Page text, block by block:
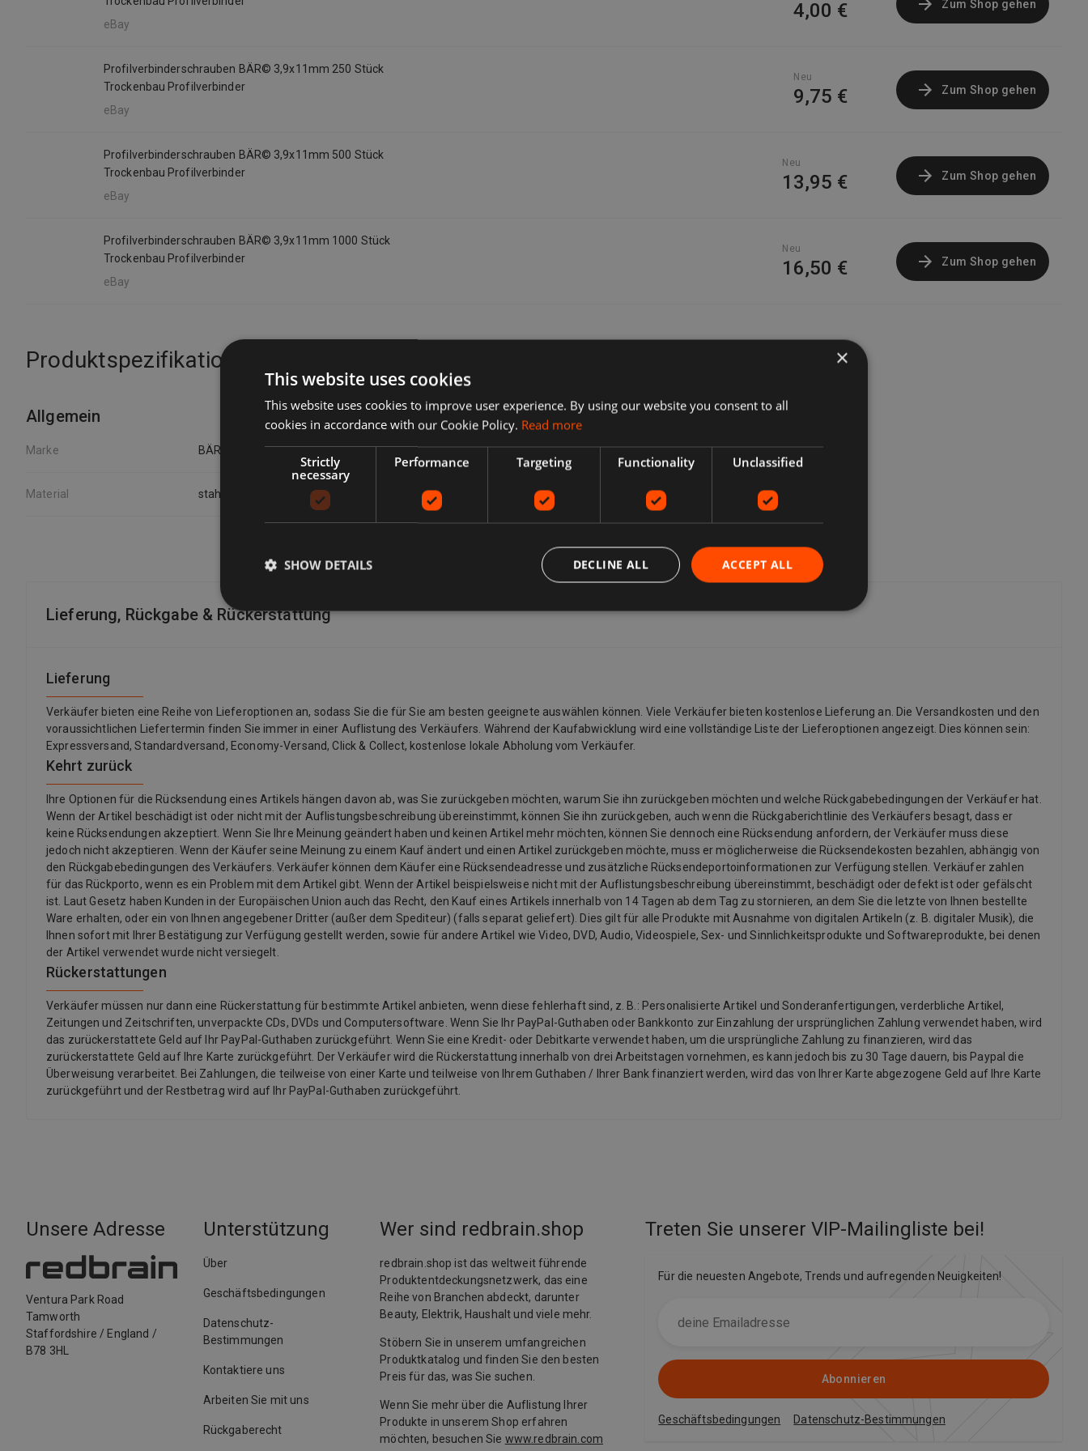
eBay
4,00 € Zum Shop gehen
Profilverbinderschrauben BÄR© 3,9x11mm 250 Stück
Trockenbau Profilverbinder
eBay
Neu
9,75 € Zum Shop gehen
Profilverbinderschrauben BÄR© 3,9x11mm 500 Stück
Trockenbau Profilverbinder
eBay
Neu
13,95 € Zum Shop gehen
Profilverbinderschrauben BÄR© 3,9x11mm 1000 Stück
Trockenbau Profilverbinder
eBay
Neu
16,50 € Zum Shop gehen
Produktspezifikationen
Allgemein
Marke BÄR
Material stahl
Lieferung, Rückgabe & Rückerstattung
Lieferung
Verkäufer bieten eine Reihe von Lieferoptionen an, sodass Sie die für Sie am besten geeignete auswählen können. Viele Verkäufer bieten kostenlose Lieferung an. Die Versandkosten und den
voraussichtlichen Liefertermin finden Sie immer in einer Auflistung des Verkäufers. Während der Kaufabwicklung wird eine vollständige Liste der Lieferoptionen angezeigt. Dies können sein:
Expressversand, Standardversand, Economy-Versand, Click & Collect, kostenlose lokale Abholung vom Verkäufer.
Kehrt zurück
Ihre Optionen für die Rücksendung eines Artikels hängen davon ab, was Sie zurückgeben möchten, warum Sie ihn zurückgeben möchten und welche Rückgabebedingungen der Verkäufer hat.
Wenn der Artikel beschädigt ist oder nicht mit der Auflistungsbeschreibung übereinstimmt, können Sie ihn zurückgeben, auch wenn die Rückgaberichtlinie des Verkäufers besagt, dass er
keine Rücksendungen akzeptiert. Wenn Sie Ihre Meinung geändert haben und keinen Artikel mehr möchten, können Sie dennoch eine Rücksendung anfordern, der Verkäufer muss diese
jedoch nicht akzeptieren. Wenn der Käufer seine Meinung zu einem Kauf ändert und einen Artikel zurückgeben möchte, muss er möglicherweise die Rücksendekosten bezahlen, abhängig von
den Rückgabebedingungen des Verkäufers. Verkäufer können dem Käufer eine Rücksendeadresse und zusätzliche Rücksendeportoinformationen zur Verfügung stellen. Verkäufer zahlen
für das Rückporto, wenn es ein Problem mit dem Artikel gibt. Wenn der Artikel beispielsweise nicht mit der Auflistungsbeschreibung übereinstimmt, beschädigt oder defekt ist oder gefälscht
ist. Laut Gesetz haben Kunden in der Europäischen Union auch das Recht, den Kauf eines Artikels innerhalb von 14 Tagen ab dem Tag zu stornieren, an dem Sie die letzte von Ihnen bestellte
Ware erhalten, oder ein von Ihnen angegebener Dritter (außer dem Spediteur) (falls separat geliefert). Dies gilt für alle Produkte mit Ausnahme von digitalen Artikeln (z. B. digitaler Musik), die
Ihnen sofort mit Ihrer Bestätigung zur Verfügung gestellt werden, sowie für andere Artikel wie Video, DVD, Audio, Videospiele, Sex- und Sinnlichkeitsprodukte und Softwareprodukte, bei denen
der Artikel verwendet wurde nicht versiegelt.
Rückerstattungen
Verkäufer müssen nur dann eine Rückerstattung für bestimmte Artikel anbieten, wenn diese fehlerhaft sind, z. B.: Personalisierte Artikel und Sonderanfertigungen, verderbliche Artikel,
Zeitungen und Zeitschriften, unverpackte CDs, DVDs und Computersoftware. Wenn Sie Ihr PayPal-Guthaben oder Bankkonto zur Einzahlung der ursprünglichen Zahlung verwendet haben, wird
das zurückerstattete Geld auf Ihr PayPal-Guthaben zurückgeführt. Wenn Sie eine Kredit- oder Debitkarte verwendet haben, um die ursprüngliche Zahlung zu finanzieren, wird das
zurückerstattete Geld auf Ihre Karte zurückgeführt. Der Verkäufer wird die Rückerstattung innerhalb von drei Arbeitstagen vornehmen, es kann jedoch bis zu 30 Tage dauern, bis Paypal die
Überweisung verarbeitet. Bei Zahlungen, die teilweise von einer Karte und teilweise von Ihrem Guthaben / Ihrer Bank finanziert werden, wird das von Ihrer Karte abgezogene Geld auf Ihre Karte
zurückgeführt und der Restbetrag wird auf Ihr PayPal-Guthaben zurückgeführt.
Unsere Adresse
Ventura Park Road
Tamworth
Staffordshire / England /
B78 3HL
Unterstützung
Über
Geschäftsbedingungen
Datenschutz-
Bestimmungen
Kontaktiere uns
Arbeiten Sie mit uns
Rückgaberecht
Wer sind redbrain.shop
redbrain.shop ist das weltweit führende
Produktentdeckungsnetzwerk, das eine
Reihe von Branchen abdeckt, darunter
Beauty, Elektrik, Haushalt und viele mehr.
Stöbern Sie in unserem umfangreichen
Produktkatalog und finden Sie den besten
Preis für das, was Sie suchen.
Wenn Sie mehr über die Auflistung Ihrer
Produkte in unserem Shop erfahren
möchten, besuchen Sie www.redbrain.com
Treten Sie unserer VIP-Mailingliste bei!
Für die neuesten Angebote, Trends und aufregenden Neuigkeiten!
Abonnieren
Geschäftsbedingungen Datenschutz-Bestimmungen
×
This website uses cookies
This website uses cookies to improve user experience. By using our website you consent to all
cookies in accordance with our Cookie Policy. Read more
Strictly
necessary
Performance Targeting Functionality Unclassified
ACCEPT ALL
DECLINE ALL
SHOW DETAILS